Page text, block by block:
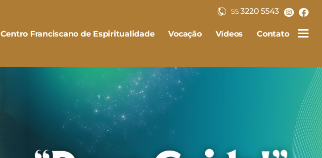
Centro Franciscano de Espiritualidade Vocação Vídeos Contato
553220 5543